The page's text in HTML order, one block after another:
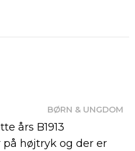
BØRN & UNGDOM
års B1913
højtryk og der er